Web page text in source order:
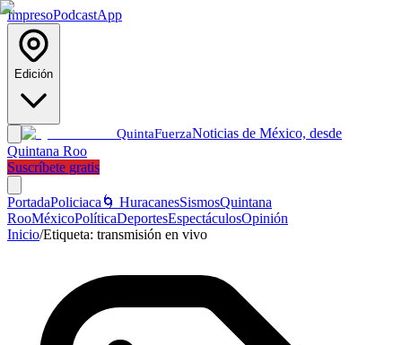
ImpresoPodcastApp
Edición
QuintaFuerzaNoticias de México, desde
Quintana Roo
Suscríbete gratis
PortadaPoliciaca 🌀 HuracanesSismosQuintana
RooMéxicoPolíticaDeportesEspectáculosOpinión
Inicio/Etiqueta: transmisión en vivo